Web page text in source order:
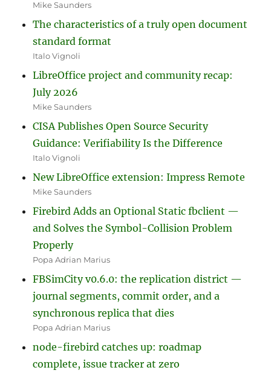
Mike Saunders
The characteristics of a truly open document
standard format
Italo Vignoli
LibreOffice project and community recap:
July 2026
Mike Saunders
CISA Publishes Open Source Security
Guidance: Verifiability Is the Difference
Italo Vignoli
New LibreOffice extension: Impress Remote
Mike Saunders
Firebird Adds an Optional Static fbclient —
and Solves the Symbol-Collision Problem
Properly
Popa Adrian Marius
FBSimCity v0.6.0: the replication district —
journal segments, commit order, and a
synchronous replica that dies
Popa Adrian Marius
node-firebird catches up: roadmap
complete, issue tracker at zero